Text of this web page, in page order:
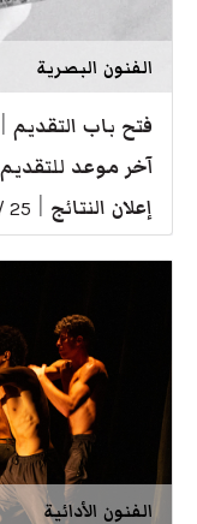
الفنون البصرية
فتح باب التقديم
آخر موعد للتقديم
إعلان النتائج 25 / 8 / 2026
الفنون الأدائية